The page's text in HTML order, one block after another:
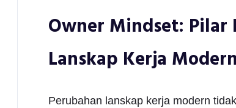
Owner Mindset:
Lanskap Kerja Modern
Perubahan lanskap kerja modern